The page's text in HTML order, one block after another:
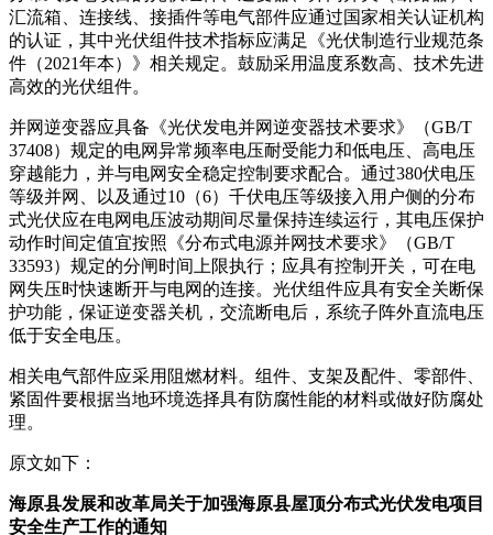
汇流箱、连接线、接插件等电气部件应通过国家相关认证机构
的认证，其中光伏组件技术指标应满足《光伏制造行业规范条
件（2021年本）》相关规定。鼓励采用温度系数高、技术先进
高效的光伏组件。
并网逆变器应具备《光伏发电并网逆变器技术要求》（GB/T
37408）规定的电网异常频率电压耐受能力和低电压、高电压
穿越能力，并与电网安全稳定控制要求配合。通过380伏电压
等级并网、以及通过10（6）千伏电压等级接入用户侧的分布
式光伏应在电网电压波动期间尽量保持连续运行，其电压保护
动作时间定值宜按照《分布式电源并网技术要求》（GB/T
33593）规定的分闸时间上限执行；应具有控制开关，可在电
网失压时快速断开与电网的连接。光伏组件应具有安全关断保
护功能，保证逆变器关机，交流断电后，系统子阵外直流电压
低于安全电压。
相关电气部件应采用阻燃材料。组件、支架及配件、零部件、
紧固件要根据当地环境选择具有防腐性能的材料或做好防腐处
理。
原文如下：
海原县发展和改革局关于加强海原县屋顶分布式光伏发电项目
安全生产工作的通知